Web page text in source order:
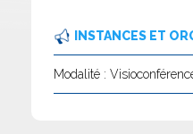
INSTANCES ET
Modalité :